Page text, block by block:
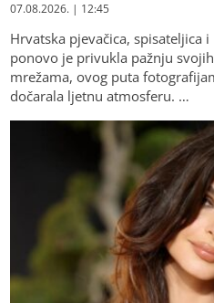
07.08.2026. | 12:45
Hrvatska pjevačica, spisateljica
ponovo je privukla pažnju
mrežama, ovog puta
dočarala ljetnu atmosferu. …